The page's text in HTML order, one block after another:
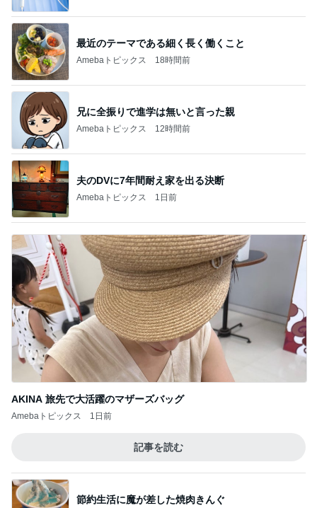
最近のテーマである細く長く働くこと
Amebaトピックス 18時間前
兄に全振りで進学は無いと言った親
Amebaトピックス 12時間前
夫のDVに7年間耐え家を出る決断
Amebaトピックス 1日前
AKINA 旅先で大活躍のマザーズバッグ
Amebaトピックス 1日前
記事を読む
節約生活に魔が差した焼肉きんぐ